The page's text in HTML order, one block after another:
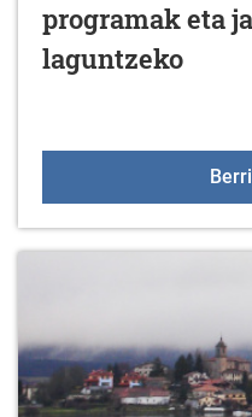
programak eta
laguntzeko